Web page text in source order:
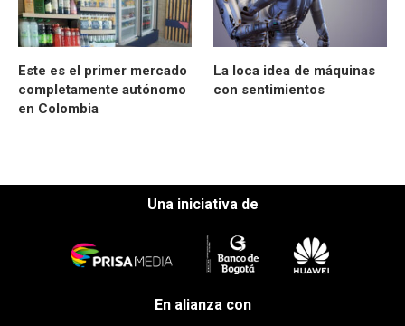
Este es el primer mercado
completamente autónomo
en Colombia
La loca idea de máquinas
con sentimientos
Una iniciativa de
En alianza con